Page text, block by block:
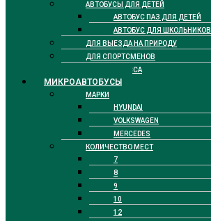
АВТОБУСЫ ДЛЯ ДЕТЕЙ
АВТОБУС ПАЗ ДЛЯ ДЕТЕЙ
АВТОБУС ДЛЯ ШКОЛЬНИКОВ
ДЛЯ ВЫЕЗДА НА ПРИРОДУ
ДЛЯ СПОРТСМЕНОВ
БИЗНЕС КЛАССА
МИКРОАВТОБУСЫ
МАРКИ
HYUNDAI
VOLKSWAGEN
MERCEDES
КОЛИЧЕСТВО МЕСТ
7
8
9
10
12